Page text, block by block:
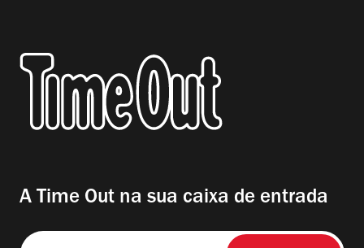
A Time Out na sua caixa de entrada
Insira